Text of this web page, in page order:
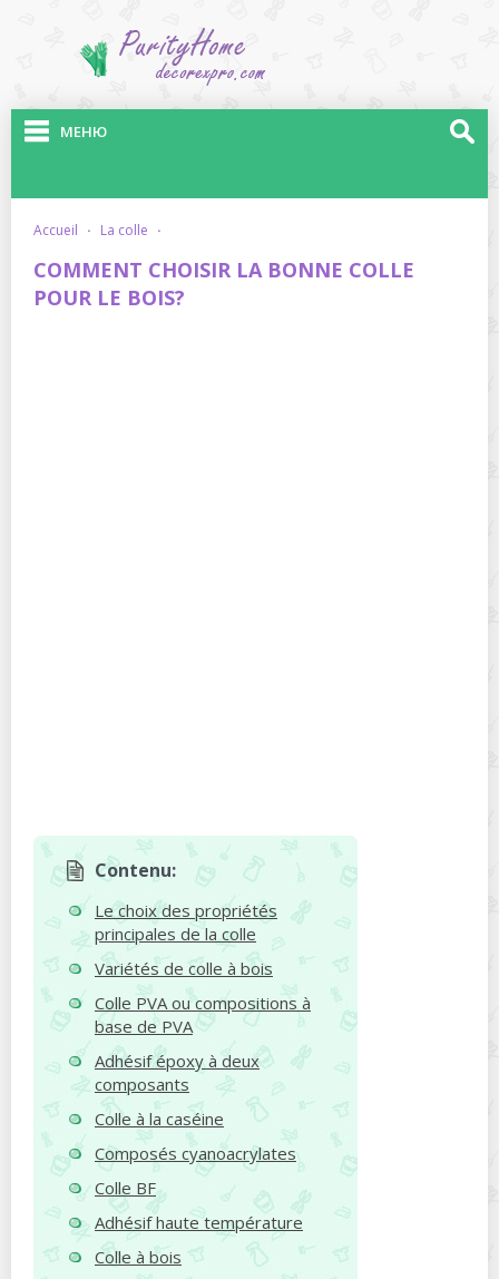
МЕНЮ
accueil · la colle ·
COMMENT CHOISIR LA BONNE COLLE
POUR LE BOIS?
Contenu:
Le choix des propriétés
principales de la colle
Variétés de colle à bois
Colle PVA ou compositions à
base de PVA
Adhésif époxy à deux
composants
Colle à la caséine
Composés cyanoacrylates
Colle BF
Adhésif haute température
Colle à bois